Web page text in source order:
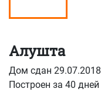
Алушта
Дом сдан 29.07.2018
Построен за 40 дней